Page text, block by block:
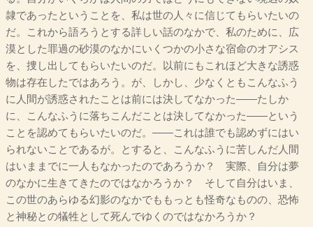
隷であったということを、私は世の人々に信じてもらいたいの
だ。これから語ろうとする詳しい話のなかで、私のために、広
漠とした罪過の砂漠のなかにいくつかの小さな宿命のオアシス
を、捜し出してもらいたいのだ。以前にもこれほど大きな誘惑
物は存在したではあろう。が、しかし、少なくともこんなふう
に人間が誘惑されたことは前には決してなかった――たしか
に、こんなふうに落ちこんだことは決してなかった――という
ことを認めてもらいたいのだ。――これは誰でも認めずにはい
られないことであるが。とすると、こんなふうに苦しんだ人間
はいままでに一人もなかったのであろうか？ 実際、自分は夢
のなかに生きてきたのではなかろうか？ そして自分はいま、
この世のあらゆる幻影のなかでももっとも怪奇なものの、恐怖
と神秘との犠牲として死んでゆくのではなかろうか？